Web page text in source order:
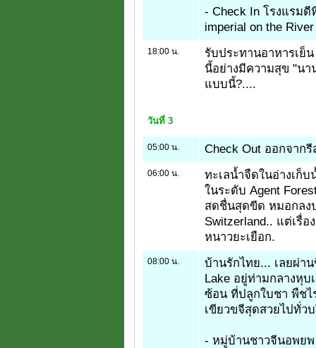
- Check In โรงแรม
imperial on the
18:00 น.
รับประทานอาหารเย็
นี้อย่างมีความสุข "นา
แบบนี้?....
วันที่ 3
05:00 น. Check Out ออกจาก
06:00 น.
ทะเลน้ำจืดในอ่างเก็
ในระดับ Agent
สดชื่นสุดขีด หมอกลง
Switzerland.. แต่เรื่อ
หนาวยะเยือก.
08:00 น.
บ้านรักไทย... เลยผ่า
Lake อยู่ท่ามกลางหุ
ซ้อน ที่ปลูกใบชา พืชไ
เขียวขจีสุดสวยไปทั่ว
- หมู่บ้านชาวจีนอพย